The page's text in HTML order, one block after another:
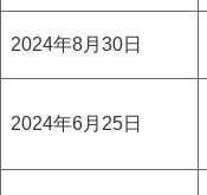
2024年8月30日
2024年6月25日